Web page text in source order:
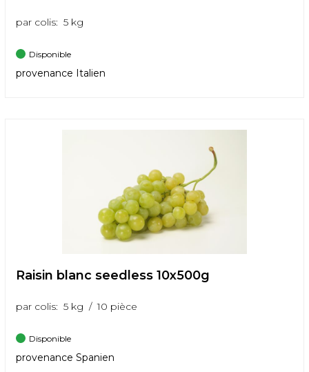
par colis: 5 kg
Disponible
provenance Italien
Raisin blanc seedless 10x500g
par colis: 5 kg / 10 pièce
Disponible
provenance Spanien